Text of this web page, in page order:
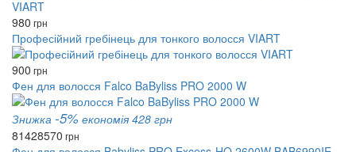
980 грн
Професійний гребінець для тонкого волосся VIART
900 грн
Фен для волосся Falco BaByliss PRO 2000 W
Знижка -5% економія 428 грн
81428570 грн